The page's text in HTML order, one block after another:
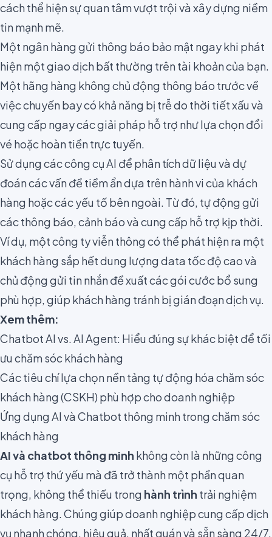
cách thể hiện sự quan tâm vượt trội và xây dựng niềm
tin mạnh mẽ.
Một ngân hàng gửi thông báo bảo mật ngay khi phát
hiện một giao dịch bất thường trên tài khoản của bạn.
Một hãng hàng không chủ động thông báo trước về
việc chuyến bay có khả năng bị trễ do thời tiết xấu và
cung cấp ngay các giải pháp hỗ trợ như lựa chọn đổi
vé hoặc hoàn tiền trực tuyến.
Sử dụng các công cụ AI để phân tích dữ liệu và dự
đoán các vấn đề tiềm ẩn dựa trên hành vi của khách
hàng hoặc các yếu tố bên ngoài. Từ đó, tự động gửi
các thông báo, cảnh báo và cung cấp hỗ trợ kịp thời.
Ví dụ, một công ty viễn thông có thể phát hiện ra một
khách hàng sắp hết dung lượng data tốc độ cao và
chủ động gửi tin nhắn đề xuất các gói cước bổ sung
phù hợp, giúp khách hàng tránh bị gián đoạn dịch vụ.
Xem thêm:
Chatbot AI vs. AI Agent: Hiểu đúng sự khác biệt để tối
ưu chăm sóc khách hàng
Các tiêu chí lựa chọn nền tảng tự động hóa chăm sóc
khách hàng (CSKH) phù hợp cho doanh nghiệp
Ứng dụng AI và Chatbot thông minh trong chăm sóc
khách hàng
AI và chatbot thông minh không còn là những công
cụ hỗ trợ thứ yếu mà đã trở thành một phần quan
trọng, không thể thiếu trong hành trình trải nghiệm
khách hàng. Chúng giúp doanh nghiệp cung cấp dịch
vụ nhanh chóng, hiệu quả, nhất quán và sẵn sàng 24/7.